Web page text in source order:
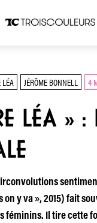
LÉA JÉRÔME BONNELL 4
LÉA » :
on y va », 2015) fait
féminins. Il tire cette